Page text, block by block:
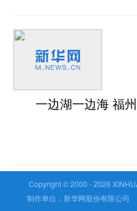
一边湖一边海 福
Copyright © 2000 -2026
制作单位：新华网股份有限公